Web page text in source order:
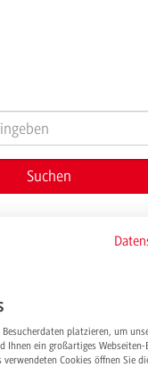
platzieren, um
Ihnen ein großartiges
Cookies öffnen Sie